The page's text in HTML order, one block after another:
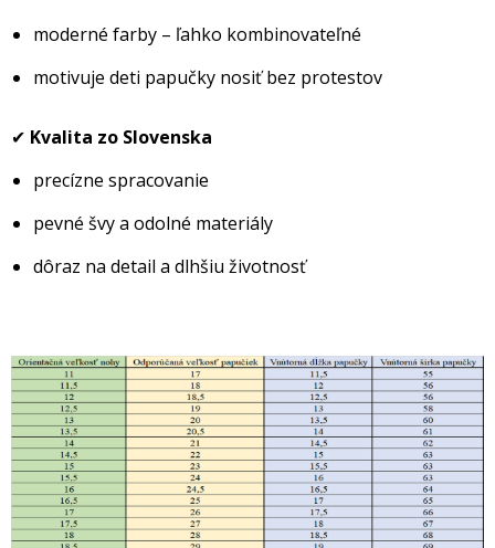
moderné farby – ľahko kombinovateľné
motivuje deti papučky nosiť bez protestov
✔ Kvalita zo Slovenska
precízne spracovanie
pevné švy a odolné materiály
dôraz na detail a dlhšiu životnosť